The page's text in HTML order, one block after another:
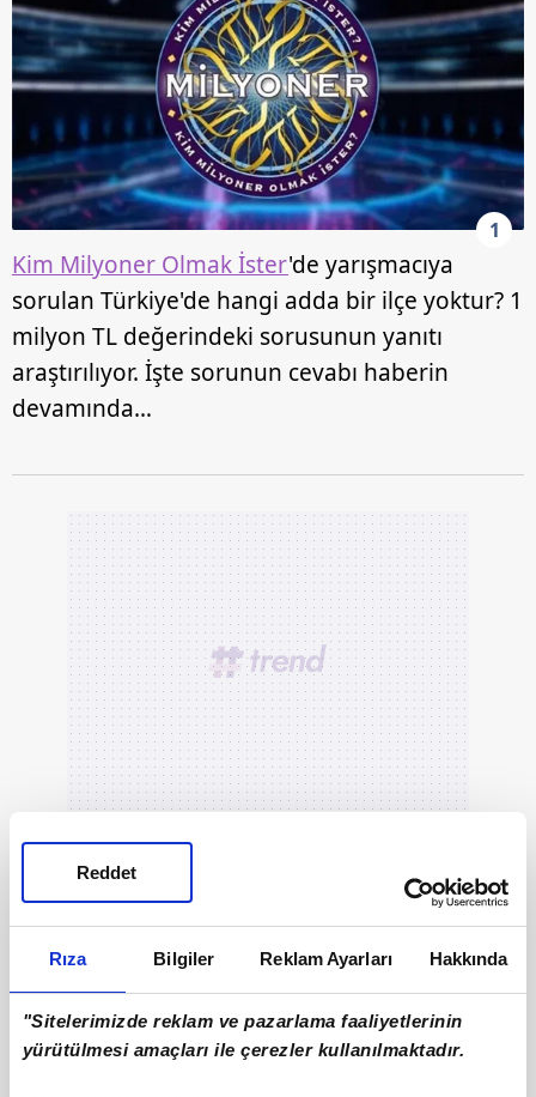
Rıza Bilgiler Reklam Ayarları Hakkında
"Sitelerimizde reklam ve pazarlama faaliyetlerinin
yürütülmesi amaçları ile çerezler kullanılmaktadır.
Reddet
1
Kim Milyoner Olmak İster'de yarışmacıya
sorulan Türkiye'de hangi adda bir ilçe yoktur? 1
milyon TL değerindeki sorusunun yanıtı
araştırılıyor. İşte sorunun cevabı haberin
devamında…